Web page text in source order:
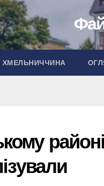
ХМЕЛЬНИЧЧИНА